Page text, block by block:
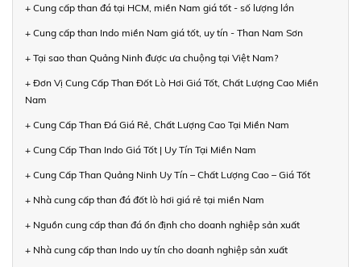
+ Cung cấp than đá tại HCM, miền Nam giá tốt - số lượng lớn
+ Cung cấp than Indo miền Nam giá tốt, uy tín - Than Nam Sơn
+ Tại sao than Quảng Ninh được ưa chuộng tại Việt Nam?
+ Đơn Vị Cung Cấp Than Đốt Lò Hơi Giá Tốt, Chất Lượng Cao Miền
Nam
+ Cung Cấp Than Đá Giá Rẻ, Chất Lượng Cao Tại Miền Nam
+ Cung Cấp Than Indo Giá Tốt | Uy Tín Tại Miền Nam
+ Cung Cấp Than Quảng Ninh Uy Tín – Chất Lượng Cao – Giá Tốt
+ Nhà cung cấp than đá đốt lò hơi giá rẻ tại miền Nam
+ Nguồn cung cấp than đá ổn định cho doanh nghiệp sản xuất
+ Nhà cung cấp than Indo uy tín cho doanh nghiệp sản xuất